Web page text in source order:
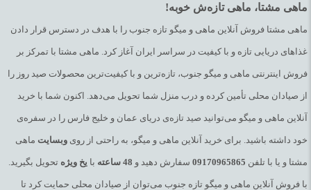
ماهی مشتا، ماهی تازه‌ش خوبه!
ماهی مشتا فروش آنلاین ماهی و میگو تازه جنوب را با هدف در دسترس قرار دادن
غذاهای دریایی تازه و با کیفیت در سراسر ایران آغاز کرد. ماهی مشتا با تمرکز بر
فروش اینترنتی ماهی و میگو جنوب، تازه‌ترین و با کیفیت‌ترین محصولات صید روز را
از صیادان محلی تأمین کرده و درب منزل شما تحویل می‌دهد. اکنون شما با خرید
آنلاین ماهی و میگو می‌توانید صید تازه‌ی دریای عمان و خلیج فارس را در سفره‌ی
خود داشته باشید. برای خرید آنلاین ماهی و میگو، به راحتی از روی وبسایت ماهی
مشتا و یا با تلفن 09170965865 سفارش دهید و 48 ساعته با یخ ویژه تحویل بگیرید.
با فروش آنلاین ماهی و میگو تازه جنوب می‌توان از صیادان محلی حمایت کرد تا